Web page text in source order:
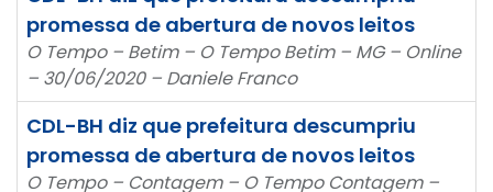
promessa de abertura de novos leitos
O Tempo – Betim – O Tempo Betim – MG – Online
– 30/06/2020 – Daniele Franco
CDL-BH diz que prefeitura descumpriu
promessa de abertura de novos leitos
O Tempo – Contagem – O Tempo Contagem –